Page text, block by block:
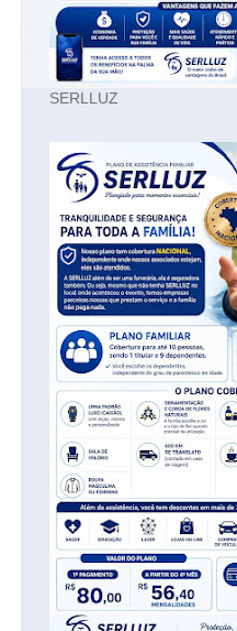
SERLLUZ